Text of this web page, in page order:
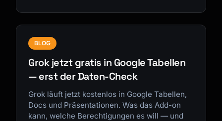
BLOG
Grok jetzt gratis in Google Tabellen
— erst der Daten-Check
Grok läuft jetzt kostenlos in Google Tabellen,
Docs und Präsentationen. Was das Add-on
kann, welche Berechtigungen es will — und